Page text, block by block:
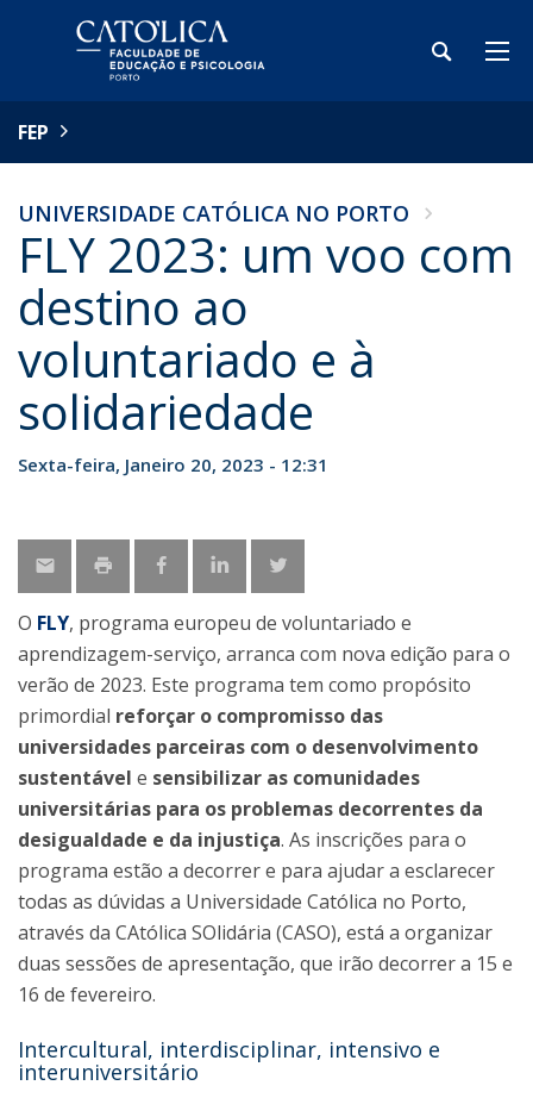
FEP
UNIVERSIDADE CATÓLICA NO PORTO
FLY 2023: um voo com
destino ao
voluntariado e à
solidariedade
Sexta-feira, Janeiro 20, 2023 - 12:31
O FLY, programa europeu de voluntariado e
aprendizagem-serviço, arranca com nova edição para o
verão de 2023. Este programa tem como propósito
primordial reforçar o compromisso das
universidades parceiras com o desenvolvimento
sustentável e sensibilizar as comunidades
universitárias para os problemas decorrentes da
desigualdade e da injustiça. As inscrições para o
programa estão a decorrer e para ajudar a esclarecer
todas as dúvidas a Universidade Católica no Porto,
através da CAtólica SOlidária (CASO), está a organizar
duas sessões de apresentação, que irão decorrer a 15 e
16 de fevereiro.
Intercultural, interdisciplinar, intensivo e
interuniversitário